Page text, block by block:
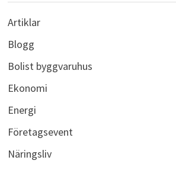
Artiklar
Blogg
Bolist byggvaruhus
Ekonomi
Energi
Företagsevent
Näringsliv